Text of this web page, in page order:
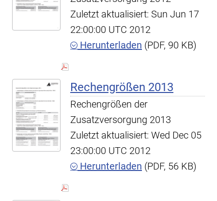
Zuletzt aktualisiert: Sun Jun 17
22:00:00 UTC 2012
Herunterladen (PDF, 90 KB)
Rechengrößen 2013
Rechengrößen der
Zusatzversorgung 2013
Zuletzt aktualisiert: Wed Dec 05
23:00:00 UTC 2012
Herunterladen (PDF, 56 KB)